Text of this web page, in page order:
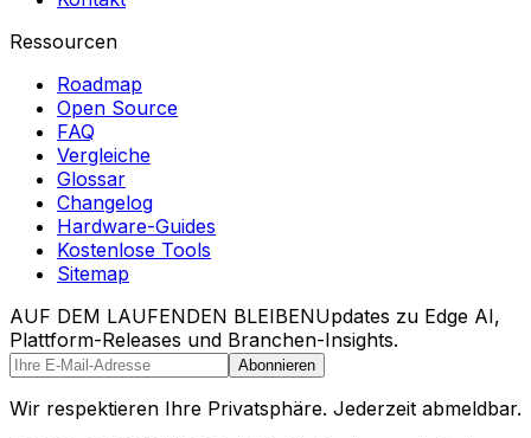
Ressourcen
Roadmap
Open Source
FAQ
Vergleiche
Glossar
Changelog
Hardware-Guides
Kostenlose Tools
Sitemap
AUF DEM LAUFENDEN BLEIBENUpdates zu Edge AI,
Plattform-Releases und Branchen-Insights.
Abonnieren
Wir respektieren Ihre Privatsphäre. Jederzeit abmeldbar.